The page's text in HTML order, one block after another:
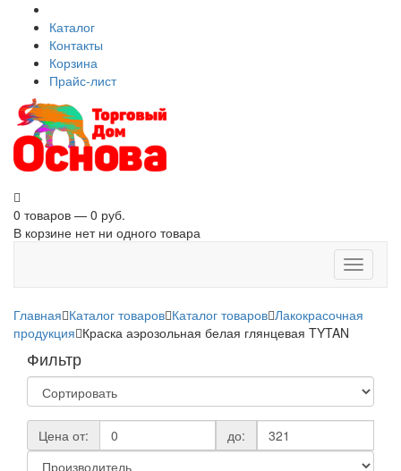
Каталог
Контакты
Корзина
Прайс-лист
0 товаров — 0 руб.
В корзине нет ни одного товара
Toggle
Главная Каталог товаров Каталог товаров Лакокрасочная
продукция Краска аэрозольная белая глянцевая TYTAN
Фильтр
Цена от: до: